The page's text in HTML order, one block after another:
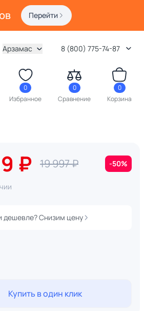
Перейти
Арзамас 8 (800) 775-74-87
0
Избранное
0
Сравнение
0
Корзина
₽ 19 997 ₽ -50%
Нашли дешевле? Снизим цену
Купить в один клик